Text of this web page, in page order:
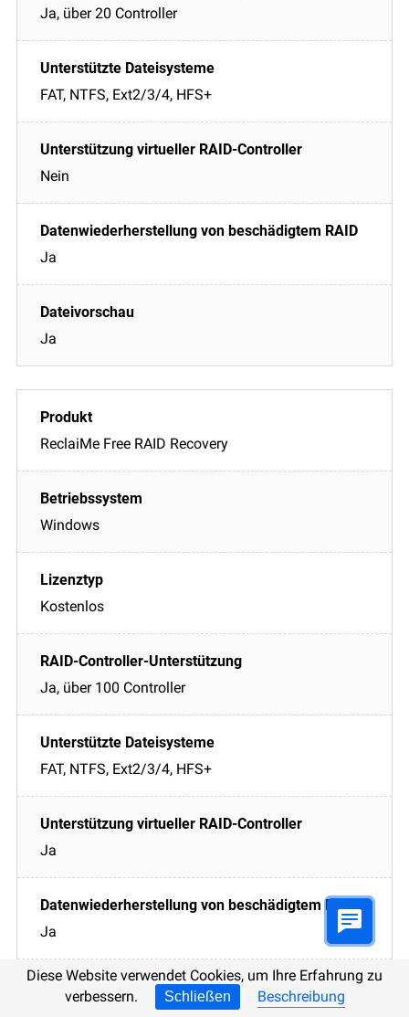
Ja, über 20 Controller
FAT, NTFS, Ext2/3/4, HFS+
Nein
Ja
Ja
ReclaiMe Free RAID Recovery
Windows
Kostenlos
Ja, über 100 Controller
FAT, NTFS, Ext2/3/4, HFS+
Ja
Ja
Diese Website verwendet Cookies, um Ihre Erfahrung zu
verbessern.
Schließen Beschreibung